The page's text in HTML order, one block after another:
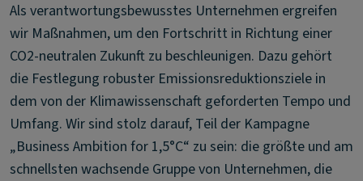
Als verantwortungsbewusstes Unternehmen ergreifen
wir Maßnahmen, um den Fortschritt in Richtung einer
CO2-neutralen Zukunft zu beschleunigen. Dazu gehört
die Festlegung robuster Emissionsreduktionsziele in
dem von der Klimawissenschaft geforderten Tempo und
Umfang. Wir sind stolz darauf, Teil der Kampagne
„Business Ambition for 1,5°C“ zu sein: die größte und am
schnellsten wachsende Gruppe von Unternehmen, die